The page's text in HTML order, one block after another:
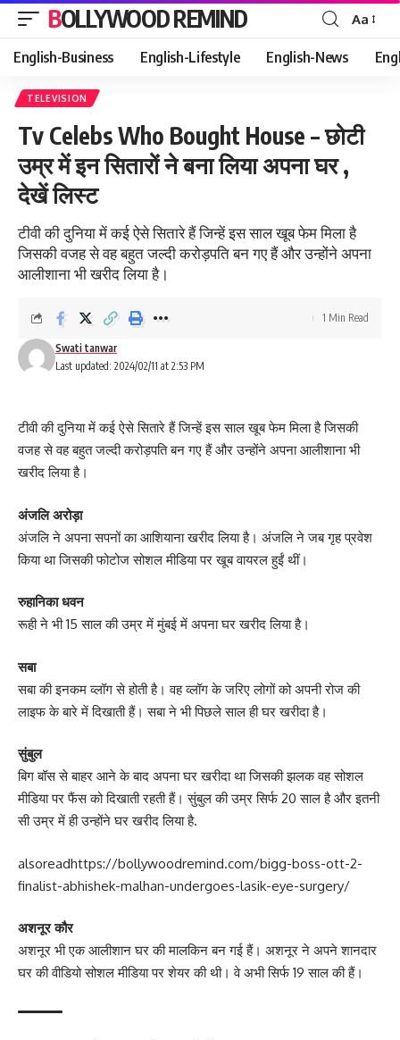
BOLLYWOOD REMIND
Font
Resizer
Aa
English-Business English-Lifestyle English-News
TELEVISION
Tv Celebs Who Bought House – छोटी
उम्र में इन सितारों ने बना लिया अपना घर ,
देखें लिस्ट
टीवी की दुनिया में कई ऐसे सितारे हैं जिन्हें इस साल खूब फेम मिला है
जिसकी वजह से वह बहुत जल्दी करोड़पति बन गए हैं और उन्होंने अपना
आलीशाना भी खरीद लिया है।
Last updated: 2024/02/11 at 2:53 PM
Swati tanwar
1 Min Read
टीवी की दुनिया में कई ऐसे सितारे हैं जिन्हें इस साल खूब फेम मिला है जिसकी
वजह से वह बहुत जल्दी करोड़पति बन गए हैं और उन्होंने अपना आलीशाना भी
खरीद लिया है।
अंजलि अरोड़ा
अंजलि ने अपना सपनों का आशियाना खरीद लिया है। अंजलि ने जब गृह प्रवेश
किया था जिसकी फोटोज सोशल मीडिया पर खूब वायरल हुईं थीं।
रुहानिका धवन
रूही ने भी 15 साल की उम्र में मुंबई में अपना घर खरीद लिया है।
सबा
सबा की इनकम व्लॉग से होती है। वह व्लॉग के जरिए लोगों को अपनी रोज की
लाइफ के बारे में दिखाती हैं। सबा ने भी पिछले साल ही घर खरीदा है।
सुंबुल
बिग बॉस से बाहर आने के बाद अपना घर खरीदा था जिसकी झलक वह सोशल
मीडिया पर फैंस को दिखाती रहती हैं। सुंबुल की उम्र सिर्फ 20 साल है और इतनी
सी उम्र में ही उन्होंने घर खरीद लिया है.
alsoreadhttps://bollywoodremind.com/bigg-boss-ott-2-
finalist-abhishek-malhan-undergoes-lasik-eye-surgery/
अशनूर कौर
अशनूर भी एक आलीशान घर की मालकिन बन गई हैं। अशनूर ने अपने शानदार
घर की वीडियो सोशल मीडिया पर शेयर की थी। वे अभी सिर्फ 19 साल की हैं।